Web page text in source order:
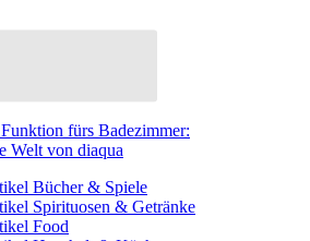
fürs Badezimmer:
Welt von diaqua
Bücher & Spiele
Spirituosen & Getränke
Food